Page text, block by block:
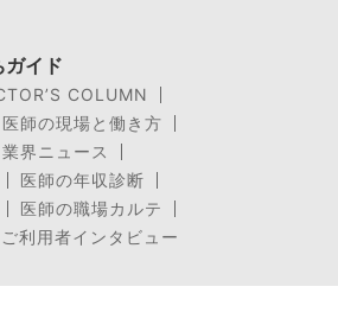
ガイド
COLUMN
医師の現場と働き方
業界ニュース
医師の年収診断
医師の職場カルテ
利用者インタビュー